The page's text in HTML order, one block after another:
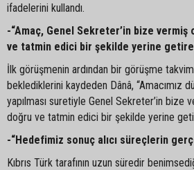
ifadelerini kullandı.
-“Amaç, Genel Sekreter’in bize vermiş
ve tatmin edici bir şekilde yerine
İlk görüşmenin ardından bir görüşme
beklediklerini kaydeden Dânâ, “Amacımız
yapılması suretiyle Genel Sekreter’in bize
doğru ve tatmin edici bir şekilde yerine
-“Hedefimiz sonuç alıcı süreçlerin
Kıbrıs Türk tarafının uzun süredir